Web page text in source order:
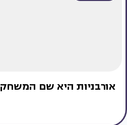
אורבניות היא שם המשחק